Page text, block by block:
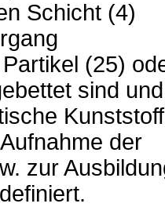
Schicht (4)
(25)
sind und
Kunststoff
der
zur